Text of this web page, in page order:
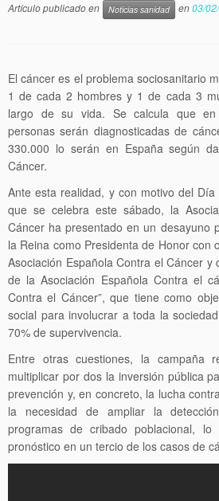
Artículo publicado en Noticias sanidad en03/
El cáncer es el problema sociosanitario
1 de cada 2 hombres y 1 de cada 3
largo de su vida. Se calcula que
personas serán diagnosticadas de
330.000 lo serán en España según
Cáncer.
Ante esta realidad, y con motivo del
que se celebra este sábado, la
Cáncer ha presentado en un desayuno
la Reina como Presidenta de Honor con
Asociación Española Contra el Cáncer
de la Asociación Española Contra el
Contra el Cáncer”, que tiene como
social para involucrar a toda la
70% de supervivencia.
Entre otras cuestiones, la campaña
multiplicar por dos la inversión pública
prevención y, en concreto, la lucha
la necesidad de ampliar la
programas de cribado poblacional,
pronóstico en un tercio de los casos de